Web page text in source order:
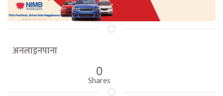
अनलाइनपाना
0
Shares